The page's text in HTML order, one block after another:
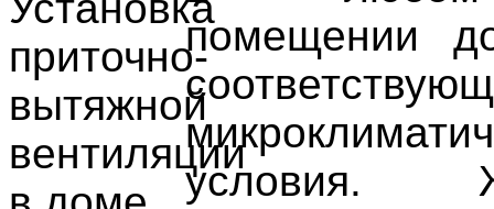
помещении
условия.